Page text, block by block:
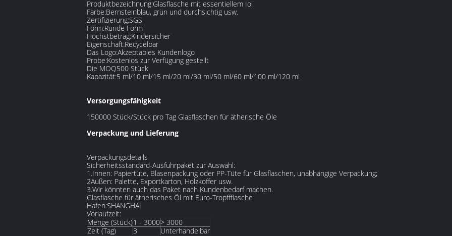
Produktbezeichnung:Glasflasche mit essentiellem Iol
Farbe:Bernsteinblau, grün und durchsichtig usw.
Zertifizierung:SGS
Form:Runde Form
Höchstbetrag:Kindersicher
Eigenschaft:Recycelbar
Das Logo:Akzeptables Kundenlogo
Probe:Kostenlos zur Verfügung gestellt
Die MOQ500 Stück
Kapazität:5 ml/10 ml/15 ml/20 ml/30 ml/50 ml/60 ml/100 ml/120 ml
Versorgungsfähigkeit
150000 Stück/Stück pro Tag Glasflaschen für ätherische Öle
Verpackung und Lieferung
Verpackungsdetails
Sicherheitsstandard-Ausfuhrpaket zur Auswahl:
1.Innen: Papiertüte, Blasenpackung oder PP-Tüte für Glasflaschen, unabhängige Verpackung;
2Außen: Palette, Exportkarton, Holzkoffer usw.
3.Wir könnten auch das Paket nach Kundenbedarf machen.
Glasflasche für ätherisches Öl mit Euro-Tropffflasche
Hafen:SHANGHAI
Vorlaufzeit:
Menge (Stück)1 - 3000> 3000
Zeit (Tag)
3 Unterhandelbar